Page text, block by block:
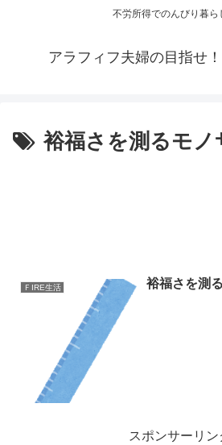
不労所得でのんびり暮ら
アラフィフ夫婦の目指せ
裕福さを測るモノ
ＦIRE生活 裕福さを測
スポンサーリン